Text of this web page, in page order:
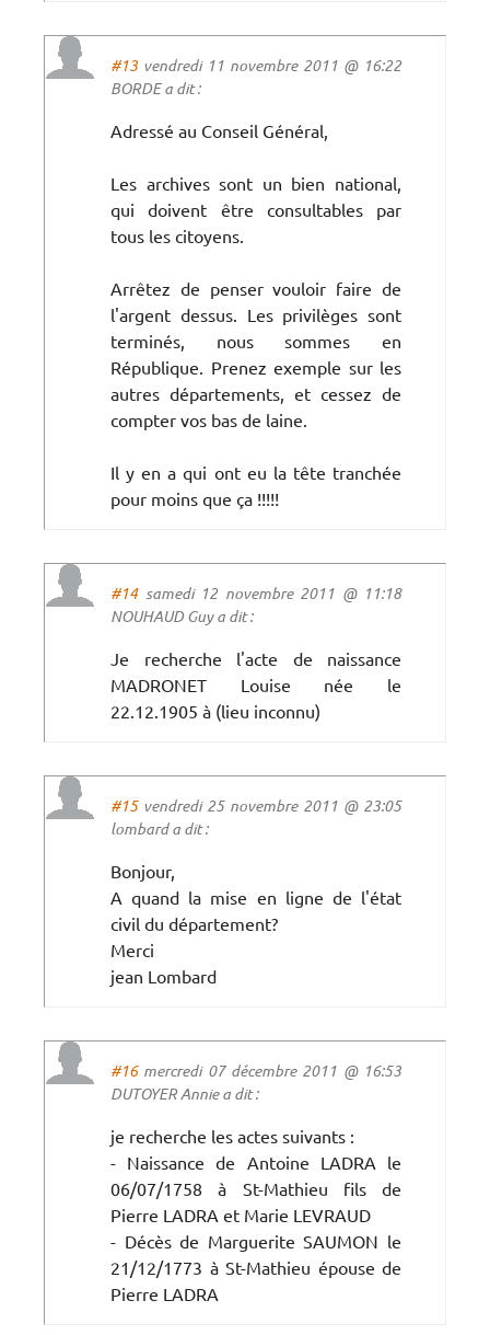
#13 vendredi 11 novembre 2011 @ 16:22
BORDE a dit :
Adressé au Conseil Général,
Les archives sont un bien national,
qui doivent être consultables par
tous les citoyens.
Arrêtez de penser vouloir faire de
l'argent dessus. Les privilèges sont
terminés, nous sommes en
République. Prenez exemple sur les
autres départements, et cessez de
compter vos bas de laine.
Il y en a qui ont eu la tête tranchée
pour moins que ça !!!!!
#14samedi 12 novembre 2011 @ 11:18
NOUHAUD Guy a dit :
Je recherche l'acte de naissance
MADRONET Louise née le
22.12.1905 à (lieu inconnu)
#15vendredi 25 novembre 2011 @ 23:05
lombard a dit :
Bonjour,
A quand la mise en ligne de l'état
civil du département?
Merci
jean Lombard
#16mercredi 07 décembre 2011 @ 16:53
DUTOYER Annie a dit :
je recherche les actes suivants :
- Naissance de Antoine LADRA le
06/07/1758 à St-Mathieu fils de
Pierre LADRA et Marie LEVRAUD
- Décès de Marguerite SAUMON le
21/12/1773 à St-Mathieu épouse de
Pierre LADRA